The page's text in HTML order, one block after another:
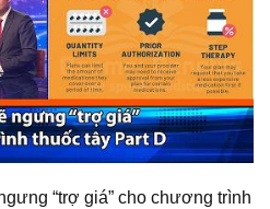
“trợ giá” cho chương trình